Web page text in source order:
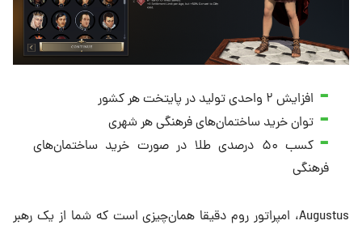
افزایش ۲ واحدی تولید در پایتخت هر کشور
توان خرید ساختمان‌های فرهنگی هر شهری
کسب ۵۰ درصدی طلا در صورت خرید ساختمان‌های
فرهنگی
Augustus، امپراتور روم دقیقا همان‌چیزی است که شما از یک رهبر